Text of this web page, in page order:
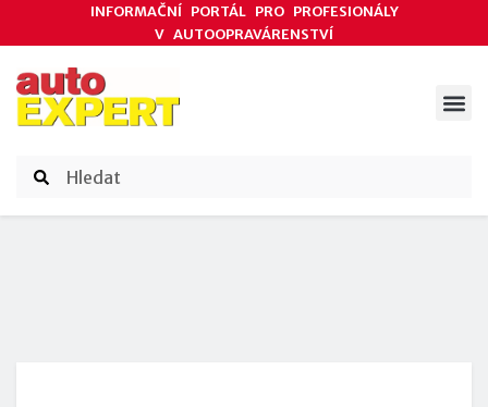
INFORMAČNÍ PORTÁL PRO PROFESIONÁLY
V AUTOOPRAVÁRENSTVÍ